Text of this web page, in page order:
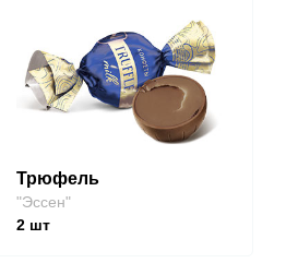
Трюфель
"Эссен"
2 шт